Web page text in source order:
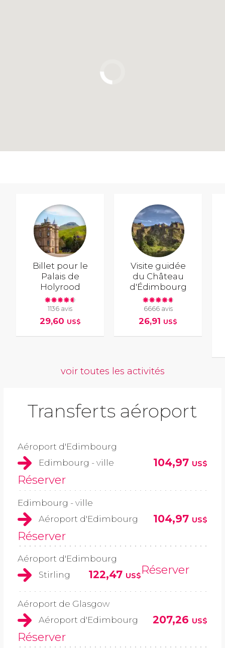
Billet pour le
Palais de
Holyrood
1136 avis
29,60 US$
Visite guidée
du Château
d'Édimbourg
6666 avis
26,91 US$
voir toutes les activités
Transferts aéroport
Aéroport d'Edimbourg
Edimbourg - ville
104,97 US$
Réserver
Edimbourg - ville
Aéroport d'Edimbourg
104,97 US$
Réserver
Aéroport d'Edimbourg
Stirling
122,47 US$Réserver
Aéroport de Glasgow
Aéroport d'Edimbourg
207,26 US$
Réserver